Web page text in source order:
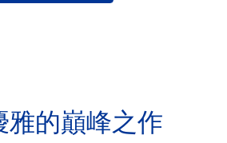
雅的巔峰之作